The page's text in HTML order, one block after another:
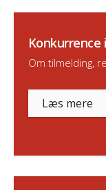
Om tilmelding,
Læs mere